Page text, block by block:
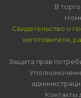
В
Свидетельство о
изготовителя,
Защита прав
Контакты